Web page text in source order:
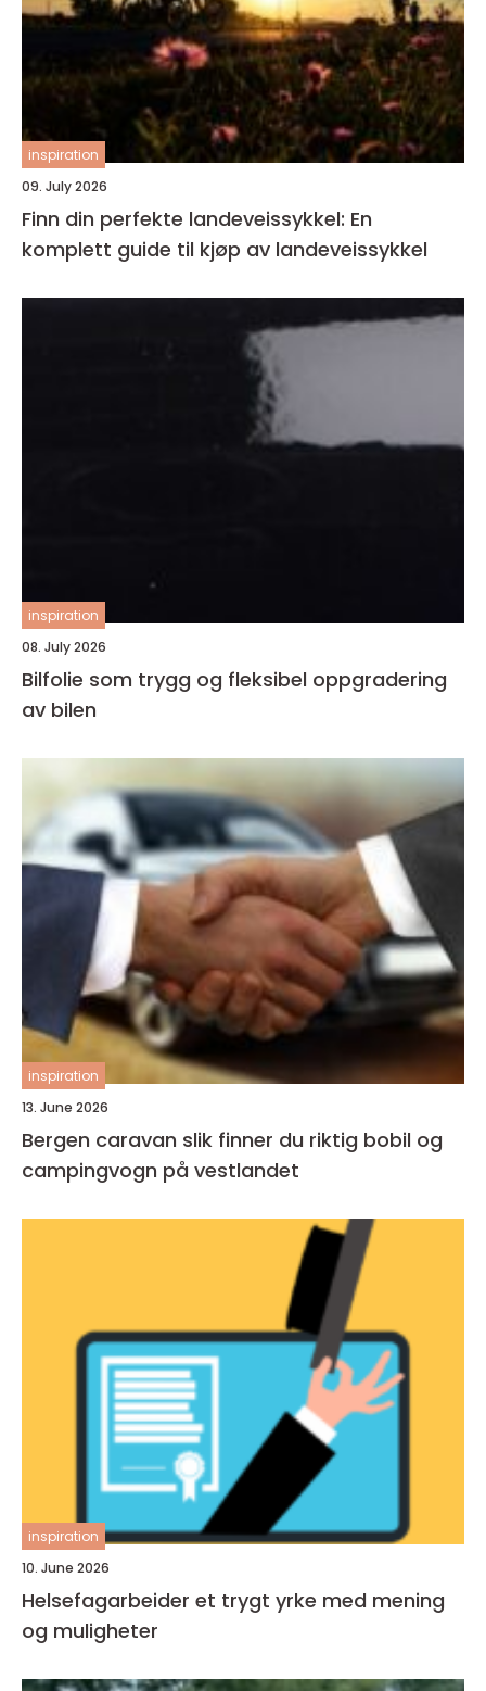
inspiration
09. July 2026
Finn din perfekte landeveissykkel: En
komplett guide til kjøp av landeveissykkel
inspiration
08. July 2026
Bilfolie som trygg og fleksibel oppgradering
av bilen
inspiration
13. June 2026
Bergen caravan slik finner du riktig bobil og
campingvogn på vestlandet
inspiration
10. June 2026
Helsefagarbeider et trygt yrke med mening
og muligheter